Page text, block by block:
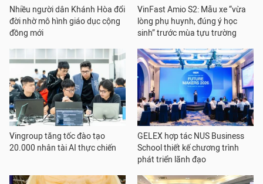
Nhiều người dân Khánh Hòa đổi
đời nhờ mô hình giáo dục cộng
đồng mới
VinFast Amio S2: Mẫu xe “vừa
lòng phụ huynh, đúng ý học
sinh” trước mùa tựu trường
Vingroup tăng tốc đào tạo
20.000 nhân tài AI thực chiến
GELEX hợp tác NUS Business
School thiết kế chương trình
phát triển lãnh đạo